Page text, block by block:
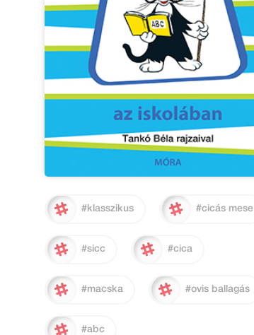
#klasszikus #cicás mese
#sicc #cica
#macska #ovis ballagás
#abc